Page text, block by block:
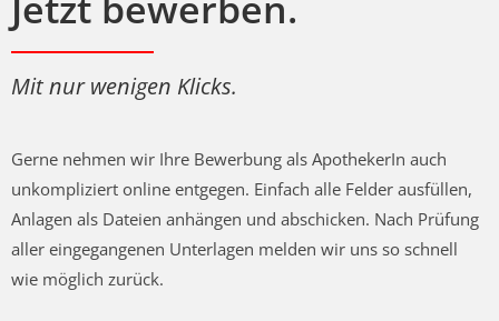
Mit nur wenigen Klicks.
Gerne nehmen wir Ihre Bewerbung als ApothekerIn auch
unkompliziert online entgegen. Einfach alle Felder ausfüllen,
Anlagen als Dateien anhängen und abschicken. Nach Prüfung
aller eingegangenen Unterlagen melden wir uns so schnell
wie möglich zurück.